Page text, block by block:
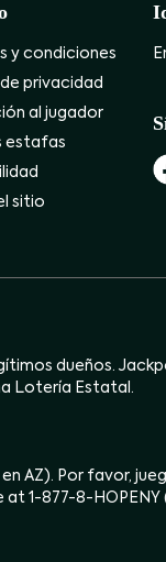
y condiciones
privacidad
al jugador
estafas
sitio
dueños.
Lotería Estatal.
AZ). Por favor,
1-877-8-